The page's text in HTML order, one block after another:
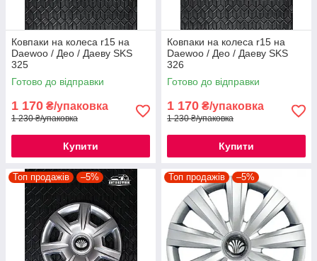
Ковпаки на колеса r15 на
Daewoo / Део / Даеву SKS
325
Готово до відправки
1 170 ₴/упаковка
1 230 ₴/упаковка
Купити
Ковпаки на колеса r15 на
Daewoo / Део / Даеву SKS
326
Готово до відправки
1 170 ₴/упаковка
1 230 ₴/упаковка
Купити
Топ продажів –5% Топ продажів –5%